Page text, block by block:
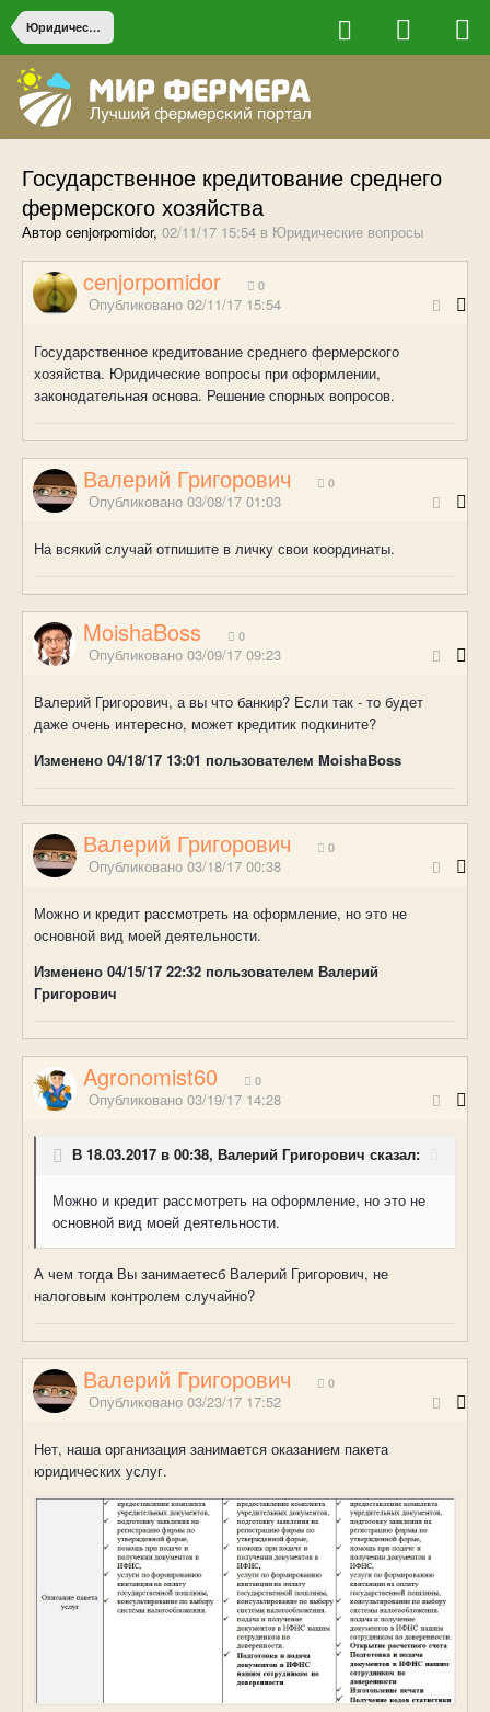
Юридические вопросы
Государственное кредитование среднего
фермерского хозяйства
Автор cenjorpomidor, 02/11/17 15:54 в Юридические вопросы
cenjorpomidor 0
Опубликовано 02/11/17 15:54
Государственное кредитование среднего фермерского
хозяйства. Юридические вопросы при оформлении,
законодательная основа. Решение спорных вопросов.
Валерий Григорович 0
Опубликовано 03/08/17 01:03
На всякий случай отпишите в личку свои координаты.
MoishaBoss 0
Опубликовано 03/09/17 09:23
Валерий Григорович, а вы что банкир? Если так - то будет
даже очень интересно, может кредитик подкините?
Изменено 04/18/17 13:01 пользователем MoishaBoss
Валерий Григорович 0
Опубликовано 03/18/17 00:38
Можно и кредит рассмотреть на оформление, но это не
основной вид моей деятельности.
Изменено 04/15/17 22:32 пользователем Валерий
Григорович
Agronomist60 0
Опубликовано 03/19/17 14:28
В 18.03.2017 в 00:38, Валерий Григорович сказал:
Можно и кредит рассмотреть на оформление, но это не
основной вид моей деятельности.
А чем тогда Вы занимаетесб Валерий Григорович, не
налоговым контролем случайно?
Валерий Григорович 0
Опубликовано 03/23/17 17:52
Нет, наша организация занимается оказанием пакета
юридических услуг.